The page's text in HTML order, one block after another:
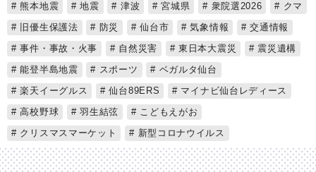
熊本地震 地震 津波 宮城県 衆院選2026
クマ
旧優生保護法
防災 仙台市 気象情報
交通情報
事件・事故・火事
自然災害 東日本大震災
震災遺構
能登半島地震
スポーツ
ベガルタ仙台
楽天イーグルス
仙台89ERS
マイナビ仙台レディース
高校野球
羽生結弦
こどもえがお
クリスマスマーケット
新型コロナウイルス